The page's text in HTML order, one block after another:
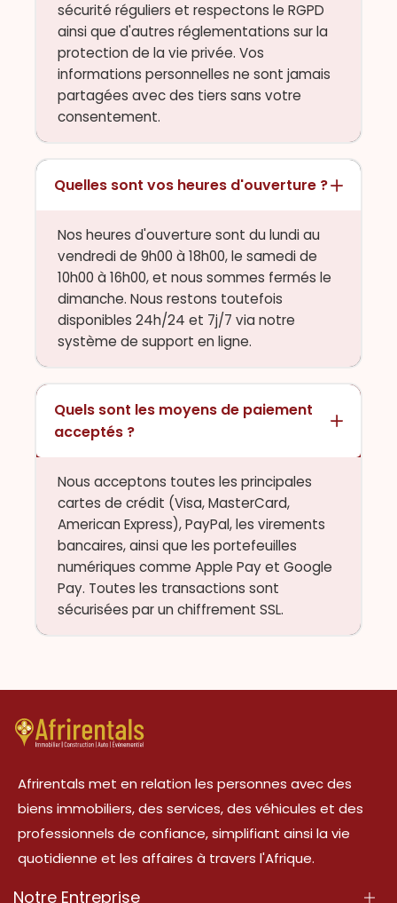
sécurité réguliers et respectons le RGPD
ainsi que d'autres réglementations sur la
protection de la vie privée. Vos
informations personnelles ne sont jamais
partagées avec des tiers sans votre
consentement.
Quelles sont vos heures d'ouverture ?
Nos heures d'ouverture sont du lundi au
vendredi de 9h00 à 18h00, le samedi de
10h00 à 16h00, et nous sommes fermés le
dimanche. Nous restons toutefois
disponibles 24h/24 et 7j/7 via notre
système de support en ligne.
Quels sont les moyens de paiement
acceptés ?
Nous acceptons toutes les principales
cartes de crédit (Visa, MasterCard,
American Express), PayPal, les virements
bancaires, ainsi que les portefeuilles
numériques comme Apple Pay et Google
Pay. Toutes les transactions sont
sécurisées par un chiffrement SSL.
Afrirentals met en relation les personnes avec des
biens immobiliers, des services, des véhicules et des
professionnels de confiance, simplifiant ainsi la vie
quotidienne et les affaires à travers l'Afrique.
Notre Entreprise